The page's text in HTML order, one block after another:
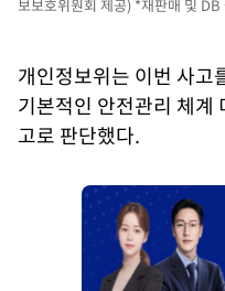
보보호위원회 제공) *재판매 및 DB
개인정보위는 이번 사고
기본적인 안전관리 체계
고로 판단했다.